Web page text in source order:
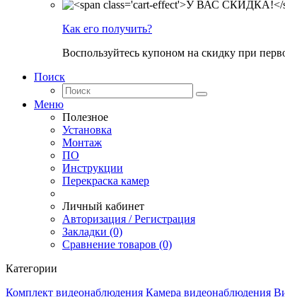
Как его получить?
Воспользуйтесь купоном на скидку при
Поиск
Меню
Полезное
Установка
Монтаж
ПО
Инструкции
Перекраска камер
Личный кабинет
Авторизация / Регистрация
Закладки (0)
Сравнение товаров (0)
Категории
Комплект видеонаблюдения Камера видеонаблюдения